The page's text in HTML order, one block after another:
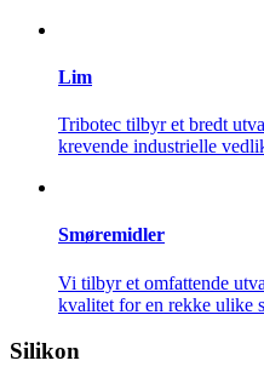
Lim
Tribotec tilbyr et bredt
krevende industrielle
Smøremidler
Vi tilbyr et omfattende
kvalitet for en rekke ulike
Silikon